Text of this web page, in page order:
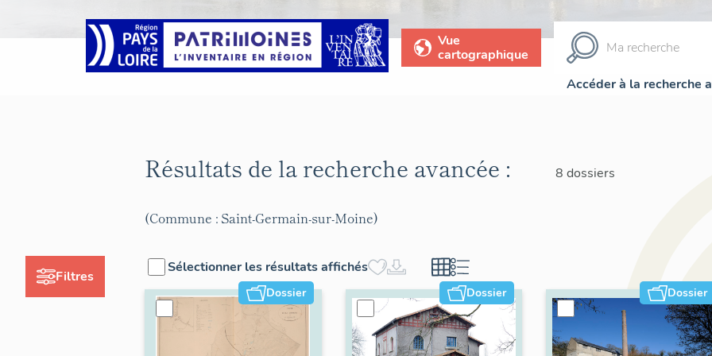
Vue
cartographique
Accéder à la recherche
Filtres
Résultats de la recherche avancée : 8 dossiers
(Commune : Saint-Germain-sur-Moine)
Sélectionner les résultats affichés
Dossier Dossier Dossier